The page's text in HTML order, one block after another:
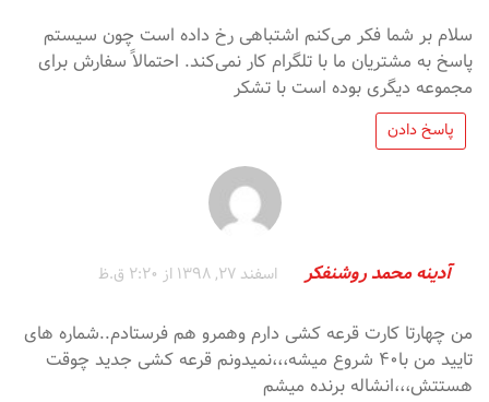
سلام بر شما فکر می‌کنم اشتباهی رخ داده است چون سیستم
پاسخ به مشتریان ما با تلگرام کار نمی‌کند. احتمالاً سفارش برای
مجموعه دیگری بوده است با تشکر
پاسخ دادن
آدینه محمد روشنفکر اسفند 27, 1398 از 2:20 ق.ظ
من چهارتا کارت قرعه کشی دارم وهمرو هم فرستادم..شماره های
تایید من با۴۰ شروع میشه،،،نمیدونم قرعه کشی جدید چوقت
هستتش،،،انشاله برنده میشم